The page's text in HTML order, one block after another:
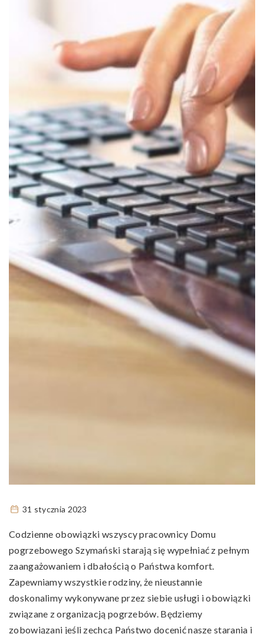
31 stycznia 2023
Codzienne obowiązki wszyscy pracownicy Domu
pogrzebowego Szymański starają się wypełniać z pełnym
zaangażowaniem i dbałością o Państwa komfort.
Zapewniamy wszystkie rodziny, że nieustannie
doskonalimy wykonywane przez siebie usługi i obowiązki
związane z organizacją pogrzebów. Będziemy
zobowiązani jeśli zechcą Państwo docenić nasze starania i